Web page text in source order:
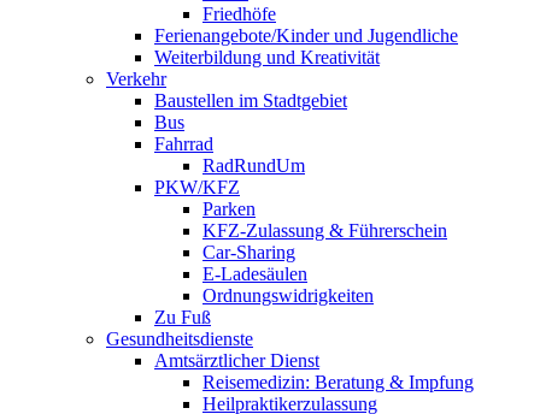
Friedhöfe
Ferienangebote/Kinder und Jugendliche
Weiterbildung und Kreativität
Verkehr
Baustellen im Stadtgebiet
Bus
Fahrrad
RadRundUm
PKW/KFZ
Parken
KFZ-Zulassung & Führerschein
Car-Sharing
E-Ladesäulen
Ordnungswidrigkeiten
Zu Fuß
Gesundheitsdienste
Amtsärztlicher Dienst
Reisemedizin: Beratung & Impfung
Heilpraktikerzulassung